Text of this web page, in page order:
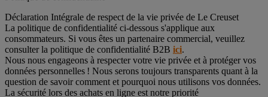
Déclaration Intégrale de respect de la vie privée de Le Creuset
La politique de confidentialité ci-dessous s'applique aux
consommateurs. Si vous êtes un partenaire commercial, veuillez
consulter la politique de confidentialité B2B ici.
Nous nous engageons à respecter votre vie privée et à protéger vos
données personnelles ! Nous serons toujours transparents quant à la
question de savoir comment et pourquoi nous utilisons vos données.
La sécurité lors des achats en ligne est notre priorité